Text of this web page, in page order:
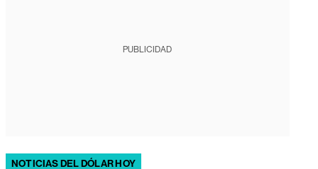
PUBLICIDAD
NOTICIAS DEL DÓLAR HOY